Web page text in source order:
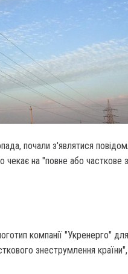
почали з'являтися
чекає на "повне або часткове
компанії "Укренерго"
знеструмлення